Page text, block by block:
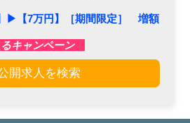
▶︎【7万円】［期間限定］ 増額
キャンペーン
開求人を検索